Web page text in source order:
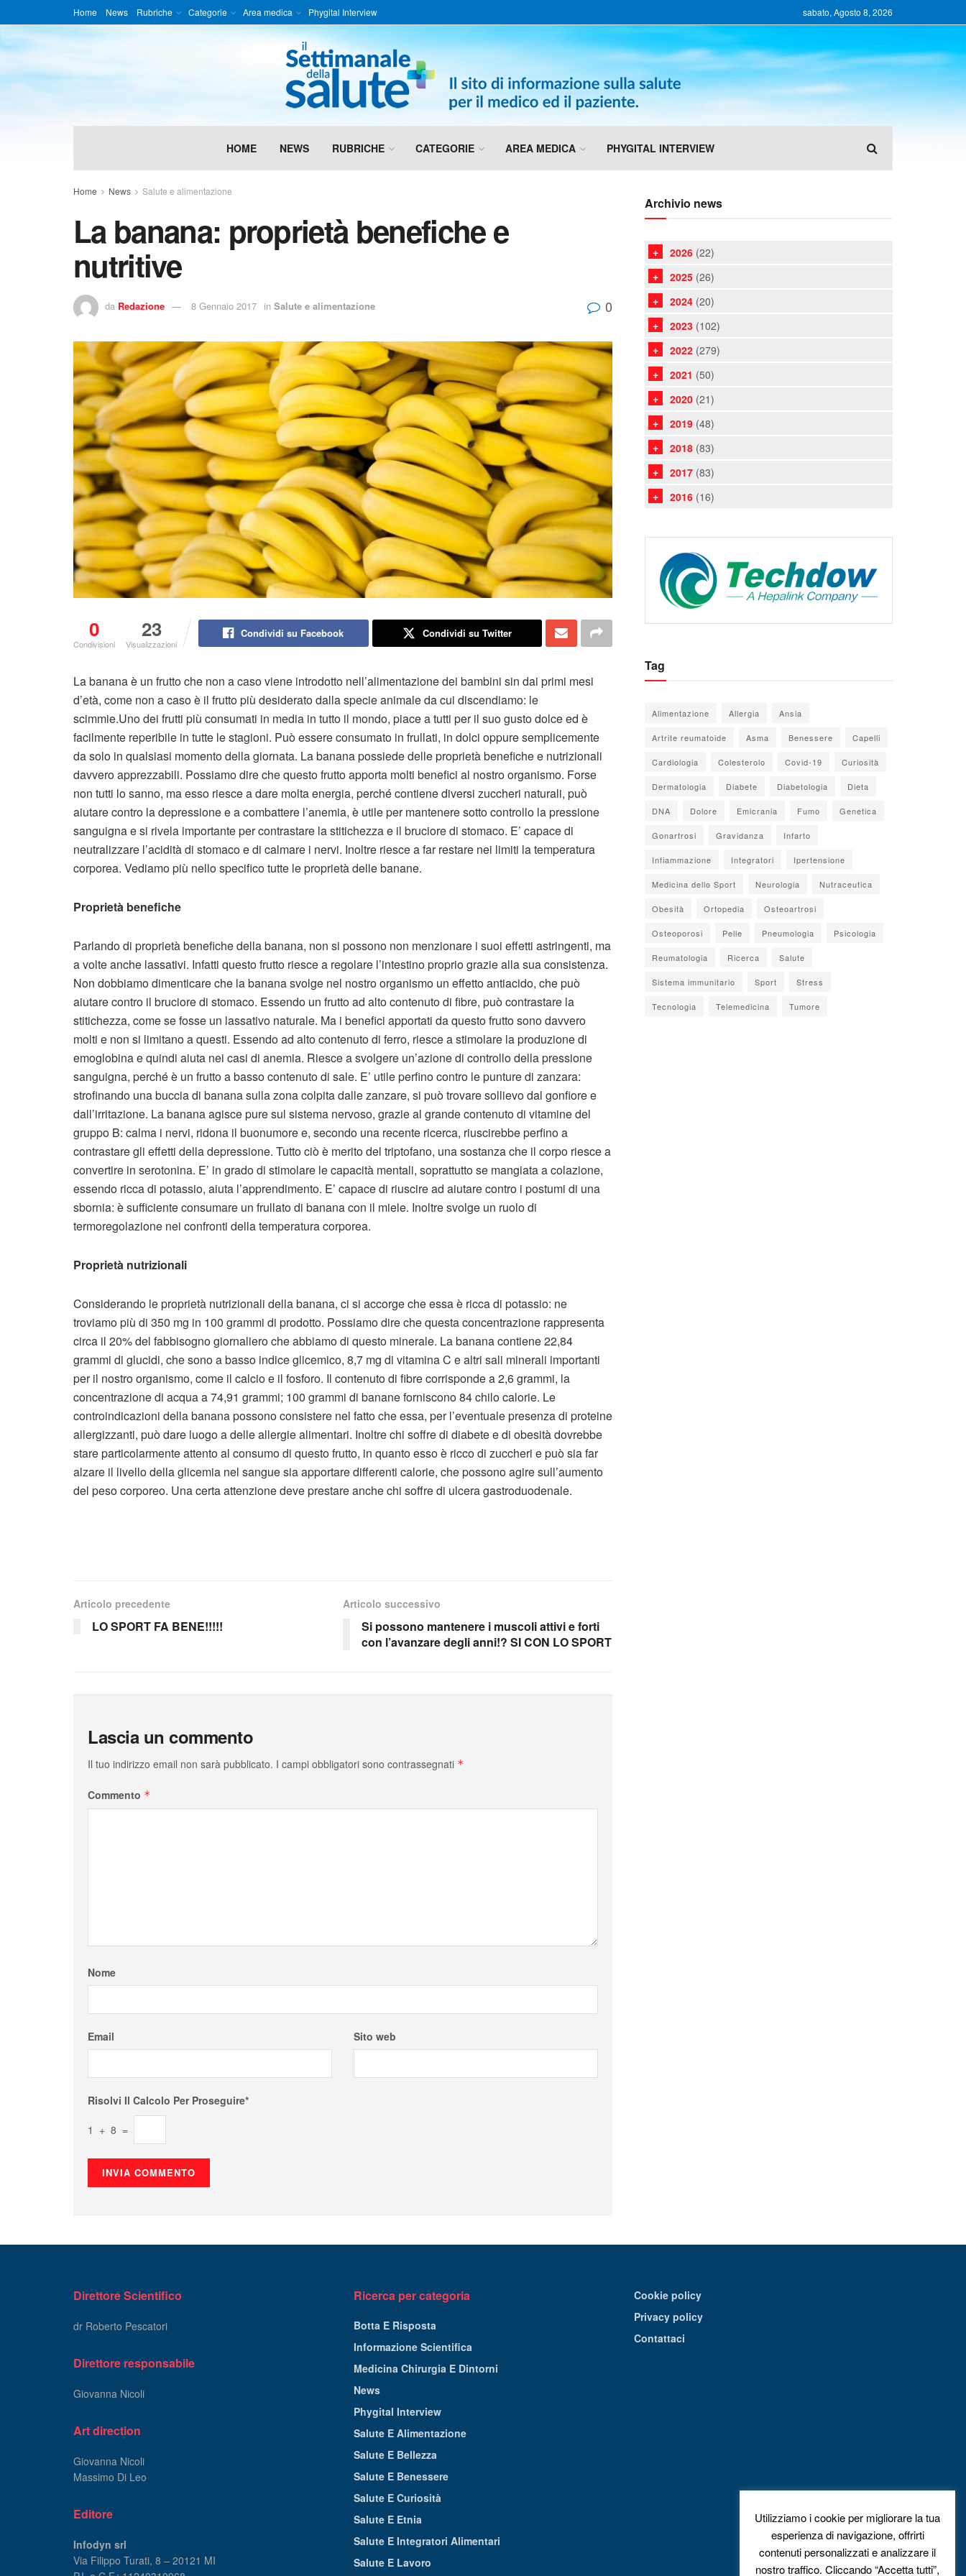
Home News Rubriche Categorie Area medica Phygital Interview sabato, Agosto 8, 2026
HOME NEWS RUBRICHE CATEGORIE AREA MEDICA PHYGITAL INTERVIEW
Home News Salute e alimentazione
La banana: proprietà benefiche e
nutritive
da Redazione 8 Gennaio 2017 in Salute e alimentazione 0
0
Condivisioni
23
Visualizzazioni
Condividi su Facebook Condividi su Twitter
La banana è un frutto che non a caso viene introdotto nell’alimentazione dei bambini sin dai primi mesi
d’età, come non a caso è il frutto più desiderato dalla specie animale da cui discendiamo: le
scimmie.Uno dei frutti più consumati in media in tutto il mondo, piace a tutti per il suo gusto dolce ed è
facilmente reperibile in tutte le stagioni. Può essere consumato in frullati, in dolci oppure semplicemente
da solo in qualsiasi momento della giornata. La banana possiede delle proprietà benefiche e nutrizionali
davvero apprezzabili. Possiamo dire che questo frutto apporta molti benefici al nostro organismo. Forse
non tutti lo sanno, ma esso riesce a dare molta energia, perché contiene diversi zuccheri naturali, può
aiutare contro la depressione e a combattere l’anemia, è utile per mantenere sotto controllo la pressione
sanguigna e si rivela importante per contrastare la stitichezza e il bruciore di stomaco. E’ capace di
neutralizzare l’acidità di stomaco e di calmare i nervi. Inoltre riesce a far restare nei limiti la temperatura
corporea. Vediamo più nello specifico tutte le proprietà delle banane.
Proprietà benefiche
Parlando di proprietà benefiche della banana, non si possono non menzionare i suoi effetti astringenti, ma
a volte anche lassativi. Infatti questo frutto riesce a regolare l’intestino proprio grazie alla sua consistenza.
Non dobbiamo dimenticare che la banana svolge nel nostro organismo un effetto antiacido, che può
aiutare contro il bruciore di stomaco. Essendo un frutto ad alto contenuto di fibre, può contrastare la
stitichezza, come se fosse un lassativo naturale. Ma i benefici apportati da questo frutto sono davvero
molti e non si limitano a questi. Essendo ad alto contenuto di ferro, riesce a stimolare la produzione di
emoglobina e quindi aiuta nei casi di anemia. Riesce a svolgere un’azione di controllo della pressione
sanguigna, perché è un frutto a basso contenuto di sale. E’ utile perfino contro le punture di zanzara:
strofinando una buccia di banana sulla zona colpita dalle zanzare, si può trovare sollievo dal gonfiore e
dall’irritazione. La banana agisce pure sul sistema nervoso, grazie al grande contenuto di vitamine del
gruppo B: calma i nervi, ridona il buonumore e, secondo una recente ricerca, riuscirebbe perfino a
contrastare gli effetti della depressione. Tutto ciò è merito del triptofano, una sostanza che il corpo riesce a
convertire in serotonina. E’ in grado di stimolare le capacità mentali, soprattutto se mangiata a colazione,
essendo ricca di potassio, aiuta l’apprendimento. E’ capace di riuscire ad aiutare contro i postumi di una
sbornia: è sufficiente consumare un frullato di banana con il miele. Inoltre svolge un ruolo di
termoregolazione nei confronti della temperatura corporea.
Proprietà nutrizionali
Considerando le proprietà nutrizionali della banana, ci si accorge che essa è ricca di potassio: ne
troviamo più di 350 mg in 100 grammi di prodotto. Possiamo dire che questa concentrazione rappresenta
circa il 20% del fabbisogno giornaliero che abbiamo di questo minerale. La banana contiene 22,84
grammi di glucidi, che sono a basso indice glicemico, 8,7 mg di vitamina C e altri sali minerali importanti
per il nostro organismo, come il calcio e il fosforo. Il contenuto di fibre corrisponde a 2,6 grammi, la
concentrazione di acqua a 74,91 grammi; 100 grammi di banane forniscono 84 chilo calorie. Le
controindicazioni della banana possono consistere nel fatto che essa, per l’eventuale presenza di proteine
allergizzanti, può dare luogo a delle allergie alimentari. Inoltre chi soffre di diabete e di obesità dovrebbe
stare particolarmente attento al consumo di questo frutto, in quanto esso è ricco di zuccheri e può sia far
alzare il livello della glicemia nel sangue sia apportare differenti calorie, che possono agire sull’aumento
del peso corporeo. Una certa attenzione deve prestare anche chi soffre di ulcera gastroduodenale.
Articolo precedente
LO SPORT FA BENE!!!!!
Articolo successivo
Si possono mantenere i muscoli attivi e forti
con l’avanzare degli anni!? SI CON LO SPORT
Lascia un commento
Il tuo indirizzo email non sarà pubblicato. I campi obbligatori sono contrassegnati *
Commento *
Nome
Email Sito web
Risolvi Il Calcolo Per Proseguire*
1 + 8 =
Archivio news
2026 (22)
2025 (26)
2024 (20)
2023 (102)
2022 (279)
2021 (50)
2020 (21)
2019 (48)
2018 (83)
2017 (83)
2016 (16)
Tag
Alimentazione Allergia Ansia
Artrite reumatoide Asma Benessere Capelli
Cardiologia Colesterolo Covid-19 Curiosità
Dermatologia Diabete Diabetologia Dieta
DNA Dolore Emicrania Fumo Genetica
Gonartrosi Gravidanza Infarto
Infiammazione Integratori Ipertensione
Medicina dello Sport Neurologia Nutraceutica
Obesità Ortopedia Osteoartrosi
Osteoporosi Pelle Pneumologia Psicologia
Reumatologia Ricerca Salute
Sistema immunitario Sport Stress
Tecnologia Telemedicina Tumore
Direttore Scientifico
dr Roberto Pescatori
Direttore responsabile
Giovanna Nicoli
Art direction
Giovanna Nicoli
Massimo Di Leo
Editore
Infodyn srl
Via Filippo Turati, 8 – 20121 MI
Ricerca per categoria
Botta E Risposta
Informazione Scientifica
Medicina Chirurgia E Dintorni
News
Phygital Interview
Salute E Alimentazione
Salute E Bellezza
Salute E Benessere
Salute E Curiosità
Salute E Etnia
Salute E Integratori Alimentari
Salute E Lavoro
Cookie policy
Privacy policy
Contattaci
Utilizziamo i cookie per migliorare la tua
esperienza di navigazione, offrirti
contenuti personalizzati e analizzare il
nostro traffico. Cliccando “Accetta tutti”,